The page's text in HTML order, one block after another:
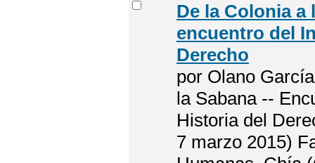
De la Colonia a
encuentro del
Derecho
por Olano
la Sabana --
Historia del
7 marzo 2015)